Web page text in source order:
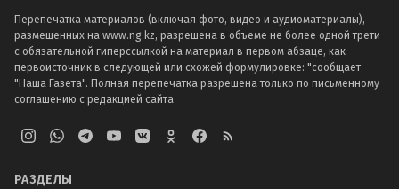
Перепечатка материалов (включая фото, видео и аудиоматериалы),
размещенных на www.ng.kz, разрешена в объеме не более одной трети
с обязательной гиперссылкой на материал в первом абзаце, как
первоисточник в следующей или схожей формулировке: "сообщает
"Наша Газета". Полная перепечатка разрешена только по письменному
соглашению с редакцией сайта
РАЗДЕЛЫ